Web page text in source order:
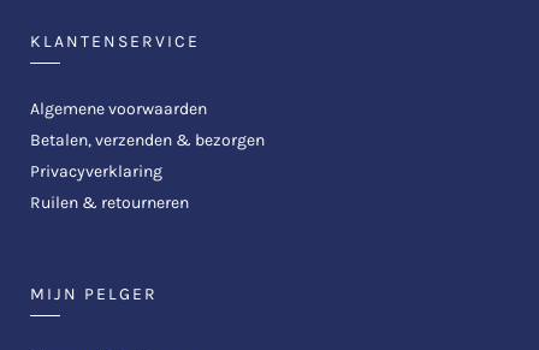
KLANTENSERVICE
Algemene voorwaarden
Betalen, verzenden & bezorgen
Privacyverklaring
Ruilen & retourneren
MIJN PELGER